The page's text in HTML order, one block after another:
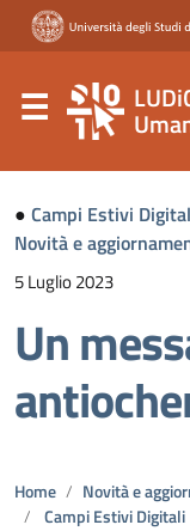
● Campi Estivi
Novità e
5 Luglio 2023
Un
Home Novità e
Campi Estivi Digitali